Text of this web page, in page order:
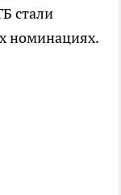
стали
номинациях.